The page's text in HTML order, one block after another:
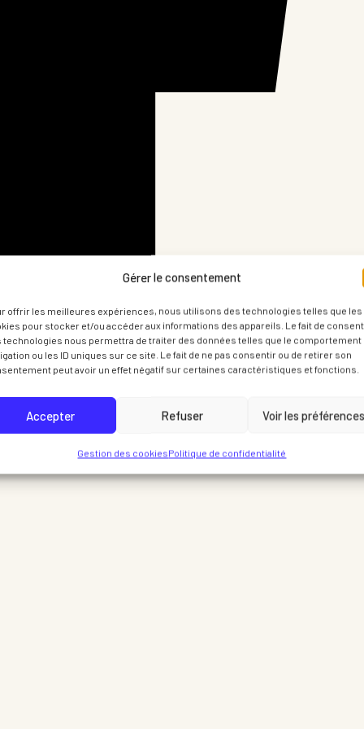
Gérer le consentement
offrir les meilleures expériences, nous utilisons des technologies telles que les
pour stocker et/ou accéder aux informations des appareils. Le fait de
technologies nous permettra de traiter des données telles que le comportement
ou les ID uniques sur ce site. Le fait de ne pas consentir ou de retirer son
peut avoir un effet négatif sur certaines caractéristiques et fonctions.
Accepter Refuser Voir les préférences
Gestion des cookiesPolitique de confidentialité